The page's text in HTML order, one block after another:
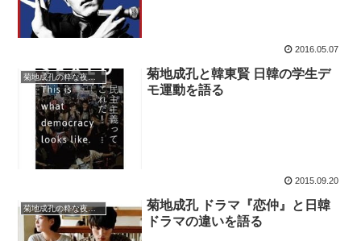
2016.05.07
菊地成孔の粋な夜電波
菊地成孔と韓東賢 日韓の学生デ
モ運動を語る
2015.09.20
菊地成孔の粋な夜電波
菊地成孔 ドラマ『恋仲』と日韓
ドラマの違いを語る